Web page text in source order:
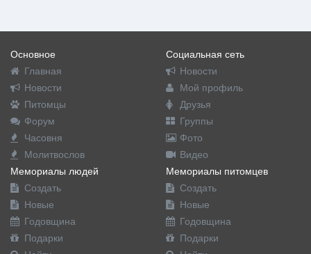
Основное
Главная
Новости
Питомцы
Форум
Часовня
Молитвослов
Социальная сеть
Новости
Мой профиль
Друзья
Группы
Фото
Видео
Мемориалы людей
Создать
Новые
Годовщина
Подарки
Мемориалы питомцев
Создать
Новые
Годовщина
Подарки